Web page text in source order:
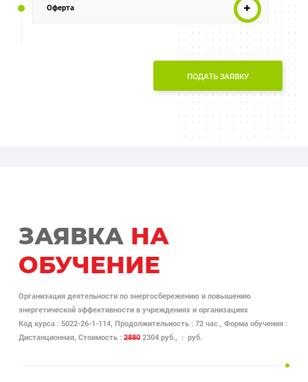
Оферта
ПОДАТЬ ЗАЯВКУ
ЗАЯВКА НА
ОБУЧЕНИЕ
Организация деятельности по энергосбережению и повышению
энергетической эффективности в учреждениях и организациях
Код курса : 5022-26-1-114, Продолжительность : 72 час., Форма обучения :
Дистанционная, Стоимость :28802304 руб., : руб.